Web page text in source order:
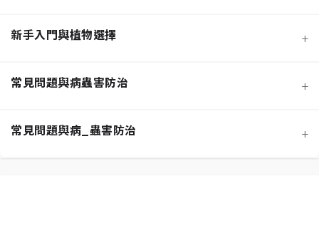
寵物安全與有毒植物清單
功能性植物推薦 (淨化空氣)
施肥策略：植物的營養補充
新手入門與植物選擇 +
常見問題與病蟲害防治 +
常見問題與病_蟲害防治 +